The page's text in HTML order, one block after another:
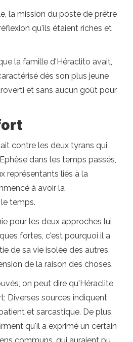
la mission du poste de prêtre
qu'ils étaient riches et
la famille d'Héraclito avait,
dès son plus jeune
et sans aucun goût pour
contre les deux tyrans qui
dans les temps passés,
représentants liés à la
à avoir la
temps.
pour les deux approches lui
fortes, c'est pourquoi il a
de sa vie isolée des autres,
de la raison des choses.
on peut dire qu'Héraclite
Diverses sources indiquent
et sarcastique. De plus,
qu'il a exprimé un certain